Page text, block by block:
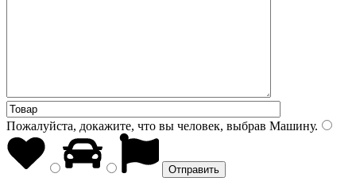
Пожалуйста, докажите, что вы человек, выбрав Машину.